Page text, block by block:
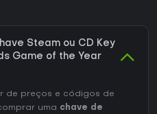
Steam ou CD Key
Game of the Year
de preços e códigos de
uma chave de